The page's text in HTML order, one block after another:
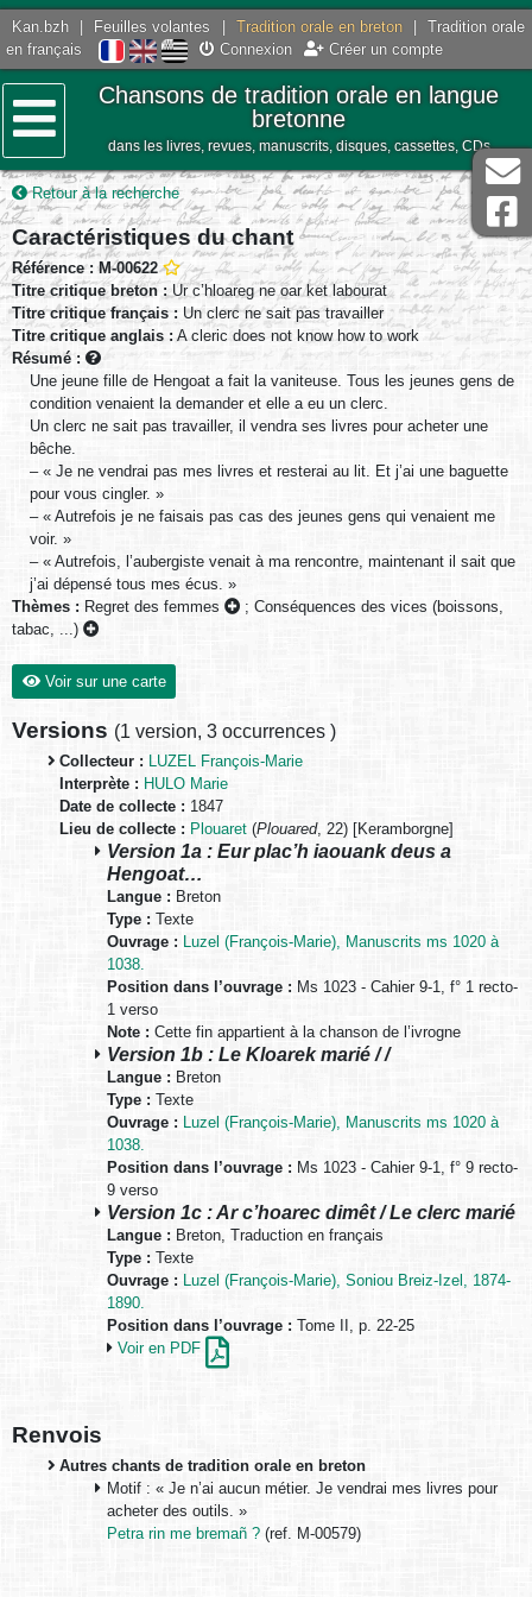
Kan.bzh Feuilles volantes Tradition orale en breton
Tradition orale
en français
Connexion Créer un compte
Menu
Chansons de tradition orale en langue
bretonne
dans les livres, revues, manuscrits, disques, cassettes, CDs
Retour à la recherche
Caractéristiques du chant
Référence : M-00622
Titre critique breton : Ur c’hloareg ne oar ket labourat
Titre critique français : Un clerc ne sait pas travailler
Titre critique anglais : A cleric does not know how to work
Résumé :
Une jeune fille de Hengoat a fait la vaniteuse. Tous les jeunes gens de
condition venaient la demander et elle a eu un clerc.
Un clerc ne sait pas travailler, il vendra ses livres pour acheter une
bêche.
– « Je ne vendrai pas mes livres et resterai au lit. Et j’ai une baguette
pour vous cingler. »
– « Autrefois je ne faisais pas cas des jeunes gens qui venaient me
voir. »
– « Autrefois, l’aubergiste venait à ma rencontre, maintenant il sait que
j’ai dépensé tous mes écus. »
Thèmes : Regret des femmes ; Conséquences des vices (boissons,
tabac, ...)
Voir sur une carte
Versions (1 version, 3 occurrences )
Collecteur : LUZEL François-Marie
Interprète : HULO Marie
Date de collecte : 1847
Lieu de collecte : Plouaret (Plouared, 22) [Keramborgne]
Version 1a : Eur plac’h iaouank deus a
Hengoat…
Langue : Breton
Type : Texte
Ouvrage : Luzel (François-Marie), Manuscrits ms 1020 à
1038.
Position dans l’ouvrage : Ms 1023 - Cahier 9-1, f° 1 recto-
1 verso
Note : Cette fin appartient à la chanson de l’ivrogne
Version 1b : Le Kloarek marié / /
Langue : Breton
Type : Texte
Ouvrage : Luzel (François-Marie), Manuscrits ms 1020 à
1038.
Position dans l’ouvrage : Ms 1023 - Cahier 9-1, f° 9 recto-
9 verso
Version 1c : Ar c’hoarec dimêt / Le clerc marié
Langue : Breton, Traduction en français
Type : Texte
Ouvrage : Luzel (François-Marie), Soniou Breiz-Izel, 1874-
1890.
Position dans l’ouvrage : Tome II, p. 22-25
Voir en PDF
Renvois
Autres chants de tradition orale en breton
Motif : « Je n’ai aucun métier. Je vendrai mes livres pour
acheter des outils. »
Petra rin me bremañ ? (ref. M-00579)